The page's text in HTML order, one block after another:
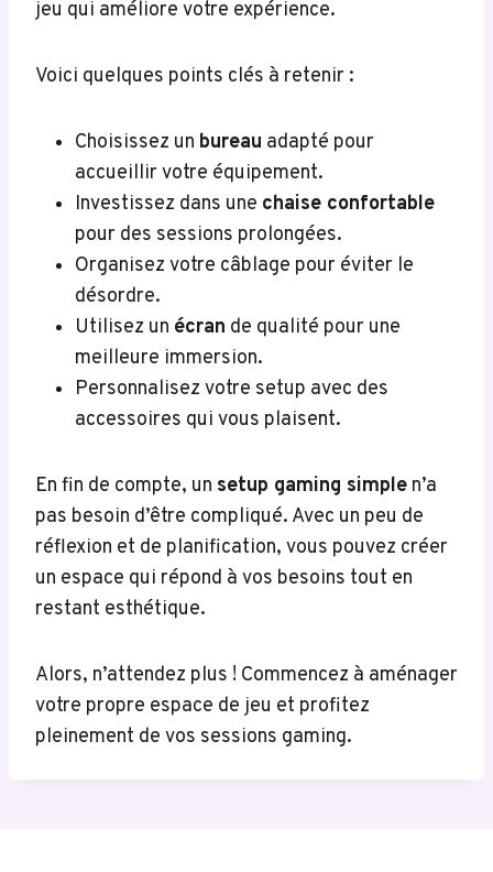
jeu qui améliore votre expérience.
Voici quelques points clés à retenir :
Choisissez un bureau adapté pour
accueillir votre équipement.
Investissez dans une chaise confortable
pour des sessions prolongées.
Organisez votre câblage pour éviter le
désordre.
Utilisez un écran de qualité pour une
meilleure immersion.
Personnalisez votre setup avec des
accessoires qui vous plaisent.
En fin de compte, un setup gaming simple n’a
pas besoin d’être compliqué. Avec un peu de
réflexion et de planification, vous pouvez créer
un espace qui répond à vos besoins tout en
restant esthétique.
Alors, n’attendez plus ! Commencez à aménager
votre propre espace de jeu et profitez
pleinement de vos sessions gaming.